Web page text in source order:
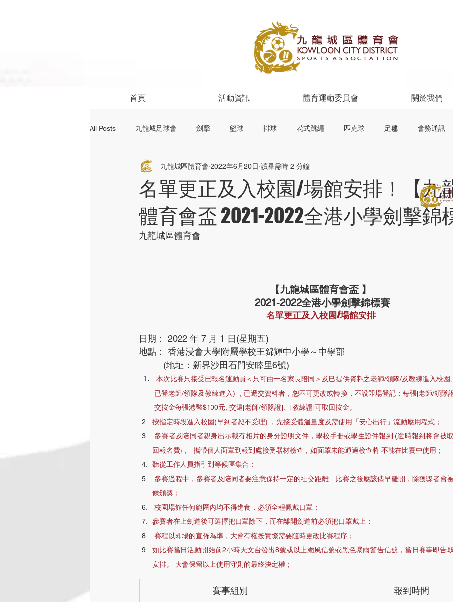
首頁 活動資訊 體育運動委員會 關於我們
All Posts 九龍城足球會 劍擊 籃球 排球 花式跳繩 匹克球 足毽 會務通訊
24前足球資訊
名單更正及入校園/場館安排！【九
體育會盃 2021-2022全港小學劍擊錦
九龍城區體育會 2022年6月20日 讀畢需時 2 分鐘
九龍城區體育會
【九龍城區體育會盃 】
2021-2022全港小學劍擊錦標賽
名單更正及入校園/場館安排
日期： 2022 年 7 月 1 日(星期五)
地點： 香港浸會大學附屬學校王錦輝中小學～中學部
          (地址：新界沙田石門安睦里6號)
本次比賽只接受已報名運動員＜只可由一名家長陪同＞及巳提供資料之老師/領隊/及教練進入校園
已登老師/領隊及教練進入) ，已遞交資料者，恕不可更改或轉換，不設即場登記；每張[老師/領隊
交按金每張港幣$100元, 交還[老師/領隊證]、[教練證]可取回按金。
按指定時段進入校園(早到者恕不受理) ，先接受體溫量度及需使用「安心出行」流動應用程式；
參賽者及陪同者親身出示載有相片的身分證明文件，學校手冊或學生證件報到 (逾時報到將會被取消資格及不能退
回報名費)，  攜帶個人面罩到報到處接受器材檢查，如面罩未能通過檢查將 不能在比賽中使用；
聽從工作人員指引到等候區集合；
參賽過程中，參賽者及陪同者要注意保持一定的社交距離，比賽之後應該儘早離開，除獲獎者會被安排指定區域等
候頒奬；
校園場館任何範圍內均不得進食，必須全程佩戴口罩；
參賽者在上劍道後可選擇把口罩除下，而在離開劍道前必須把口罩戴上；
賽程以即場的宣佈為準，大會有權按實際需要隨時更改比賽程序；
如比賽當日活動開始前2小時天文台發出8號或以上颱風信號或黑色暴雨警告信號，當日賽事即告
安排。 大會保留以上使用守則的最終決定權；
​賽事組別 報到時間